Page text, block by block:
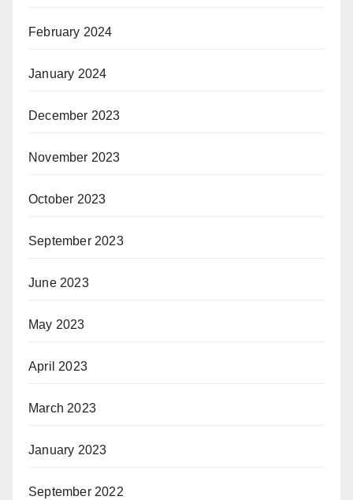
February 2024
January 2024
December 2023
November 2023
October 2023
September 2023
June 2023
May 2023
April 2023
March 2023
January 2023
September 2022